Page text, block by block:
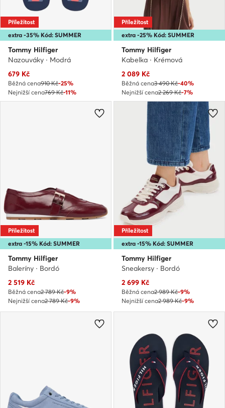
extra -35% Kód: SUMMER
Příležitost
Tommy Hilfiger
Nazouváky · Modrá
Aktuální cena
679 Kč
Běžná cena910 Kč-25%
Nejnižší cena769 Kč-11%
extra -25% Kód: SUMMER
Příležitost
Tommy Hilfiger
Kabelka · Krémová
Aktuální cena
2 089 Kč
Běžná cena3 490 Kč-40%
Nejnižší cena2 269 Kč-7%
extra -15% Kód: SUMMER
Příležitost
Tommy Hilfiger
Baleríny · Bordó
Aktuální cena
2 519 Kč
Běžná cena2 789 Kč-9%
Nejnižší cena2 789 Kč-9%
extra -15% Kód: SUMMER
Příležitost
Tommy Hilfiger
Sneakersy · Bordó
Aktuální cena
2 699 Kč
Běžná cena2 989 Kč-9%
Nejnižší cena2 989 Kč-9%